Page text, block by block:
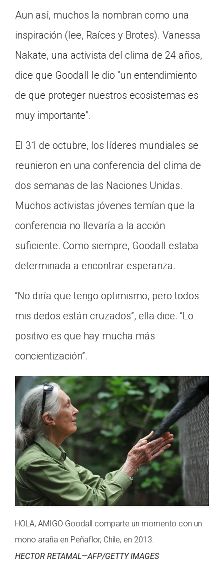
Aun así, muchos la nombran como una
inspiración (lee, Raíces y Brotes). Vanessa
Nakate, una activista del clima de 24 años,
dice que Goodall le dio “un entendimiento
de que proteger nuestros ecosistemas es
muy importante”.
El 31 de octubre, los líderes mundiales se
reunieron en una conferencia del clima de
dos semanas de las Naciones Unidas.
Muchos activistas jóvenes temían que la
conferencia no llevaría a la acción
suficiente. Como siempre, Goodall estaba
determinada a encontrar esperanza.
“No diría que tengo optimismo, pero todos
mis dedos están cruzados”, ella dice. “Lo
positivo es que hay mucha más
concientización”.
HOLA, AMIGO Goodall comparte un momento con un
mono araña en Peñaflor, Chile, en 2013.
HECTOR RETAMAL—AFP/GETTY IMAGES